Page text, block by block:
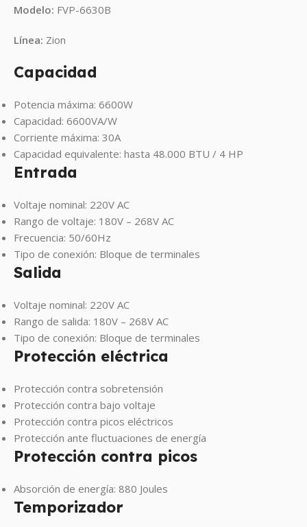
Modelo: FVP-6630B
Línea: Zion
Capacidad
Potencia máxima: 6600W
Capacidad: 6600VA/W
Corriente máxima: 30A
Capacidad equivalente: hasta 48.000 BTU / 4 HP
Entrada
Voltaje nominal: 220V AC
Rango de voltaje: 180V – 268V AC
Frecuencia: 50/60Hz
Tipo de conexión: Bloque de terminales
Salida
Voltaje nominal: 220V AC
Rango de salida: 180V – 268V AC
Tipo de conexión: Bloque de terminales
Protección eléctrica
Protección contra sobretensión
Protección contra bajo voltaje
Protección contra picos eléctricos
Protección ante fluctuaciones de energía
Protección contra picos
Absorción de energía: 880 Joules
Temporizador